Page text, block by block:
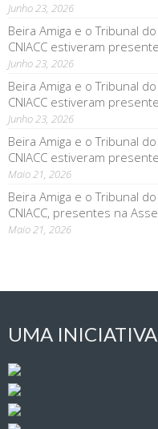
Junho 23, 2026
Beira Amiga e o Tribunal
CNIACC estiveram
Junho 23, 2026
Beira Amiga e o Tribunal
CNIACC estiveram
Junho 23, 2026
Beira Amiga e o Tribunal
CNIACC estiveram
Maio 21, 2026
Beira Amiga e o Tribunal
CNIACC, presentes na
Maio 21, 2026
UMA